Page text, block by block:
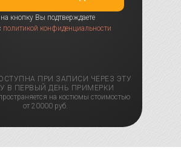
ПРИ ЗАПИСИ ЧЕРЕЗ ЭТУ
В ПЕРВЫЙ ДЕНЬ ПРИМЕРКИ
на костюмы стоимостью
от 20000 руб.
кнопку Вы подтверждаете
политикой конфиденциальности